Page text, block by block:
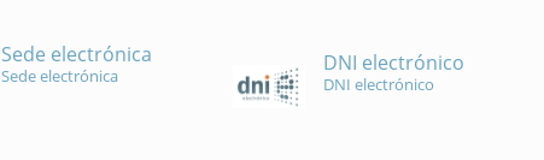
Sede electrónica
Sede electrónica DNI electrónico
DNI electrónico